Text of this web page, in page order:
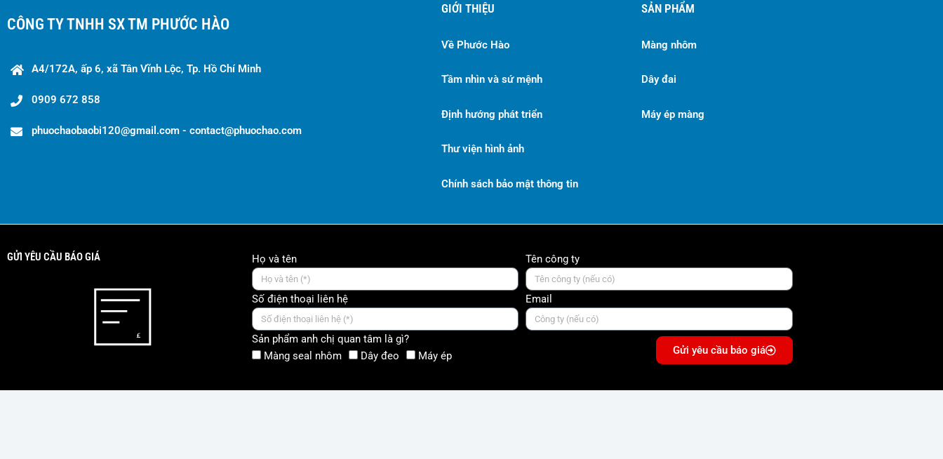
CÔNG TY TNHH SX TM PHƯỚC HÀO
A4/172A, ấp 6, xã Tân Vĩnh Lộc, Tp. Hồ Chí Minh
0909 672 858
phuochaobaobi120@gmail.com - contact@phuochao.com
GIỚI THIỆU
Về Phước Hào
Tầm nhìn và sứ mệnh
Định hướng phát triển
Thư viện hình ảnh
Chính sách bảo mật thông tin
SẢN PHẨM
Màng nhôm
Dây đai
Máy ép màng
GỬI YÊU CẦU BÁO GIÁ Họ và tên Tên công ty
Số điện thoại liên hệ Email
Sản phẩm anh chị quan tâm là gì?
Màng seal nhôm
Dây đeo Máy ép Gửi yêu cầu báo giá